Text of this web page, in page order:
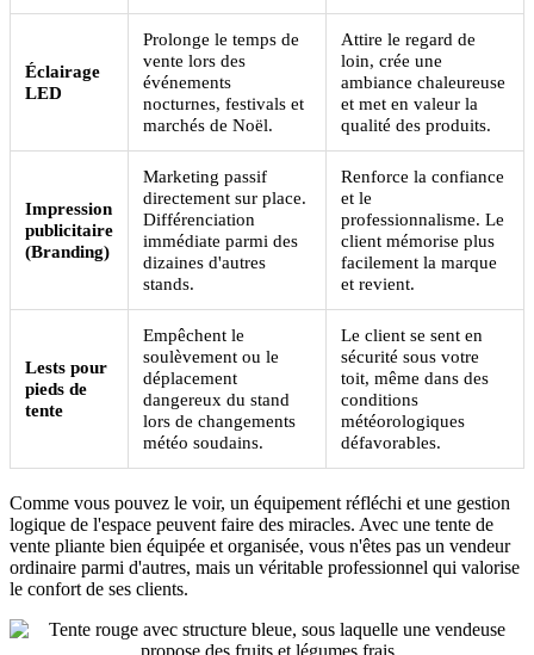
Éclairage
LED
Prolonge le temps de
vente lors des
événements
nocturnes, festivals et
marchés de Noël.
Attire le regard de
loin, crée une
ambiance chaleureuse
et met en valeur la
qualité des produits.
Impression
publicitaire
(Branding)
Marketing passif
directement sur place.
Différenciation
immédiate parmi des
dizaines d'autres
stands.
Renforce la confiance
et le
professionnalisme. Le
client mémorise plus
facilement la marque
et revient.
Lests pour
pieds de
tente
Empêchent le
soulèvement ou le
déplacement
dangereux du stand
lors de changements
météo soudains.
Le client se sent en
sécurité sous votre
toit, même dans des
conditions
météorologiques
défavorables.
Comme vous pouvez le voir, un équipement réfléchi et une gestion
logique de l'espace peuvent faire des miracles. Avec une tente de
vente pliante bien équipée et organisée, vous n'êtes pas un vendeur
ordinaire parmi d'autres, mais un véritable professionnel qui valorise
le confort de ses clients.